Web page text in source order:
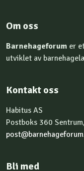
Om oss
Barnehageforum er
utviklet av
Kontakt oss
Habitus AS
Postboks 360
Bli med